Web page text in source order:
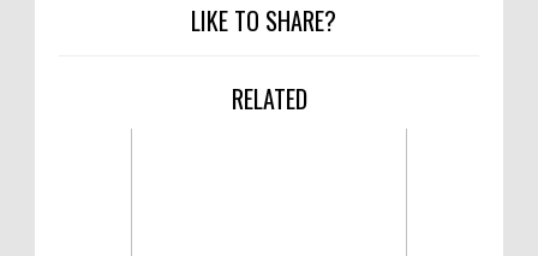
LIKE TO SHARE?
RELATED